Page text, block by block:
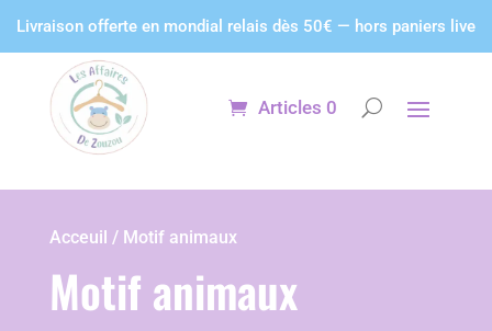
Livraison offerte en mondial relais dès 50€ — hors paniers live
Articles 0
Acceuil / Motif animaux
Motif animaux
Panneau de gestion des cookies